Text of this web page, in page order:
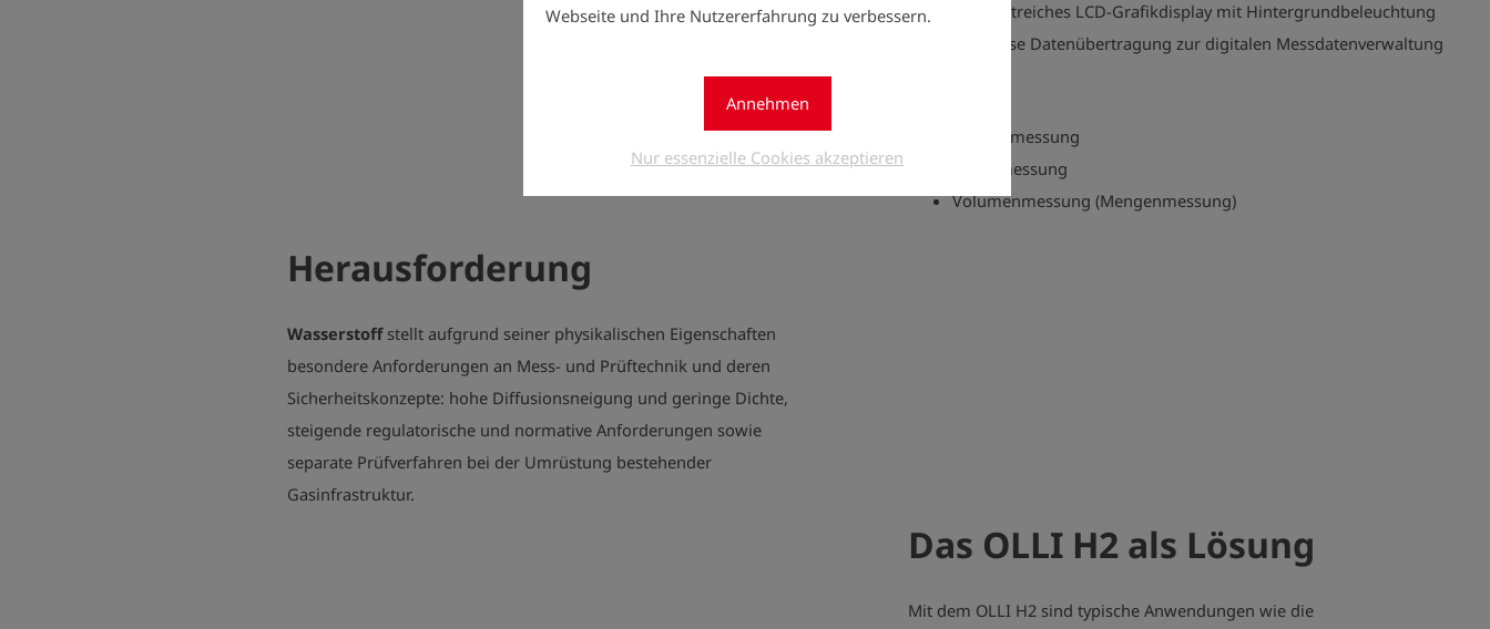
Webseite und Ihre Nutzererfahrung zu verbessern.
Annehmen
Nur essenzielle Cookies akzeptieren
Kontrastreiches LCD-Grafikdisplay mit Hintergrundbeleuchtung
Kabellose Datenübertragung zur digitalen Messdatenverwaltung
Methanmessung
Druckmessung
Volumenmessung (Mengenmessung)
Herausforderung
Wasserstoffstellt aufgrund seiner physikalischen Eigenschaften
besondere Anforderungen an Mess- und Prüftechnik und deren
Sicherheitskonzepte: hohe Diffusionsneigung und geringe Dichte,
steigende regulatorische und normative Anforderungen sowie
separate Prüfverfahren bei der Umrüstung bestehender
Gasinfrastruktur.
Das OLLI H2 als Lösung
Mit dem OLLI H2 sind typische Anwendungen wie die